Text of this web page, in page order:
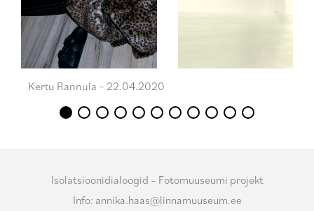
Kertu Rannula – 22.04.2020
Isolatsioonidialoogid – Fotomuuseumi projekt
Info: annika.haas@linnamuuseum.ee